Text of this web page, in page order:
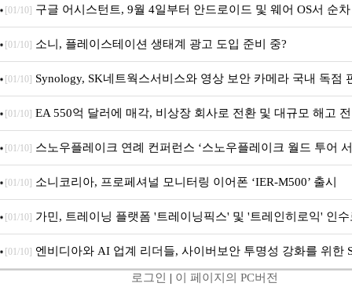
[01/10] 구글 어시스턴트, 9월 4일부터 안드로이드 및 웨어 OS서 순
료
[01/10] 소니, 플레이스테이션 생태계 광고 도입 준비 중?
[01/10] Synology, SK네트웍스서비스와 영상 보안 카메라 국내 독점
너십 체결
[01/10] EA 550억 달러에 매각, 비상장 회사로 전환 및 대규모 해고
[01/10] 스노우플레이크 연례 컨퍼런스 ‘스노우플레이크 월드 투어
[01/10] 소니코리아, 프로페셔널 모니터링 이어폰 ‘IER-M500’ 출시
[01/10] 가민, 트레이닝 플랫폼 '트레이닝픽스' 및 '트레인히로익' 인
코치에 맞춤형 훈련 지원 확대
[01/10] 엔비디아와 AI 업계 리더들, 사이버보안 투명성 강화를 위한
로그인 | 이 페이지의 PC버전